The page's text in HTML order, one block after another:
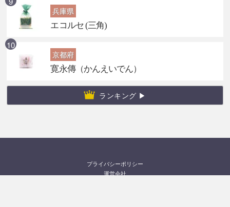
兵庫県
エコルセ (三角)
京都府
寛永傳（かんえいでん）
ランキング ▶
プライバシーポリシー
運営会社